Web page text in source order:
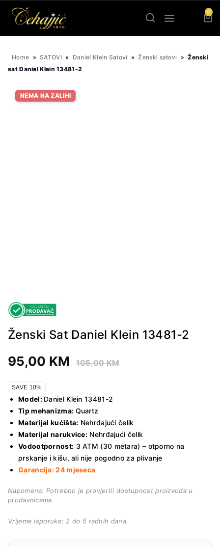
0
Home » SATOVI » Daniel Klein Satovi » Ženski satovi » Ženski
sat Daniel Klein 13481-2
NEMA NA ZALIHI
Ženski Sat Daniel Klein 13481-2
95,00 KM 105,00KM
SAVE 10%
Model: Daniel Klein 13481-2
Tip mehanizma: Quartz
Materijal kućišta: Nehrđajući čelik
Materijal narukvice: Nehrđajući čelik
Vodootpornost: 3 ATM (30 metara) – otporno na
prskanje i kišu, ali nije pogodno za plivanje
Garancija: 24 mjeseca
Napomena: Potrebno je provjeriti dostupnost proizvoda u
prodavnicama.
Vrijeme isporuke: 2 do 5 radnih dana.